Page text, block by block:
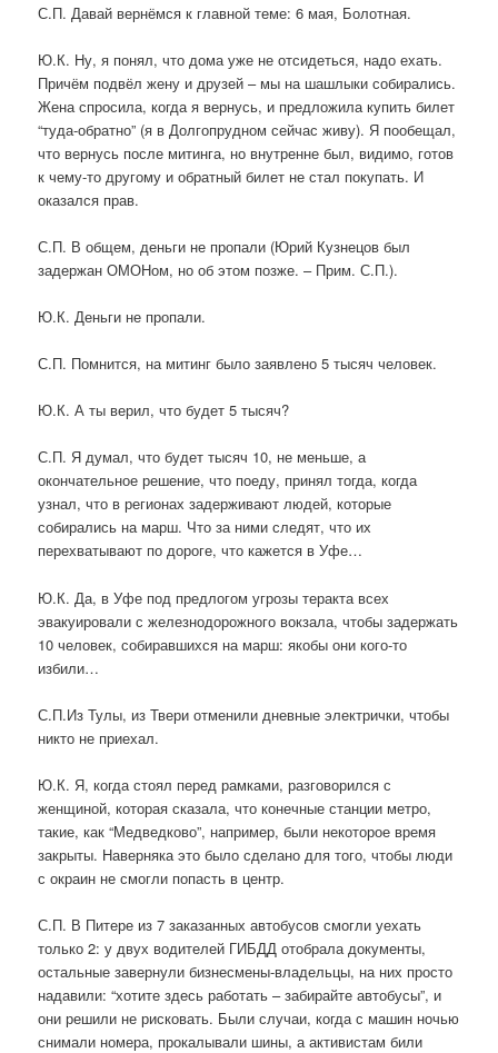
С.П. Давай вернёмся к главной теме: 6 мая, Болотная.
Ю.К. Ну, я понял, что дома уже не отсидеться, надо ехать.
Причём подвёл жену и друзей – мы на шашлыки собирались.
Жена спросила, когда я вернусь, и предложила купить билет
“туда-обратно” (я в Долгопрудном сейчас живу). Я пообещал,
что вернусь после митинга, но внутренне был, видимо, готов
к чему-то другому и обратный билет не стал покупать. И
оказался прав.
С.П. В общем, деньги не пропали (Юрий Кузнецов был
задержан ОМОНом, но об этом позже. – Прим. С.П.).
Ю.К. Деньги не пропали.
С.П. Помнится, на митинг было заявлено 5 тысяч человек.
Ю.К. А ты верил, что будет 5 тысяч?
С.П. Я думал, что будет тысяч 10, не меньше, а
окончательное решение, что поеду, принял тогда, когда
узнал, что в регионах задерживают людей, которые
собирались на марш. Что за ними следят, что их
перехватывают по дороге, что кажется в Уфе…
Ю.К. Да, в Уфе под предлогом угрозы теракта всех
эвакуировали с железнодорожного вокзала, чтобы задержать
10 человек, собиравшихся на марш: якобы они кого-то
избили…
С.П.Из Тулы, из Твери отменили дневные электрички, чтобы
никто не приехал.
Ю.К. Я, когда стоял перед рамками, разговорился с
женщиной, которая сказала, что конечные станции метро,
такие, как “Медведково”, например, были некоторое время
закрыты. Наверняка это было сделано для того, чтобы люди
с окраин не смогли попасть в центр.
С.П. В Питере из 7 заказанных автобусов смогли уехать
только 2: у двух водителей ГИБДД отобрала документы,
остальные завернули бизнесмены-владельцы, на них просто
надавили: “хотите здесь работать – забирайте автобусы”, и
они решили не рисковать. Были случаи, когда с машин ночью
снимали номера, прокалывали шины, а активистам били